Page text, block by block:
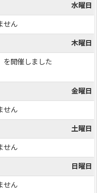
水曜日
せん
木曜日
を開催しました
金曜日
せん
土曜日
せん
日曜日
せん